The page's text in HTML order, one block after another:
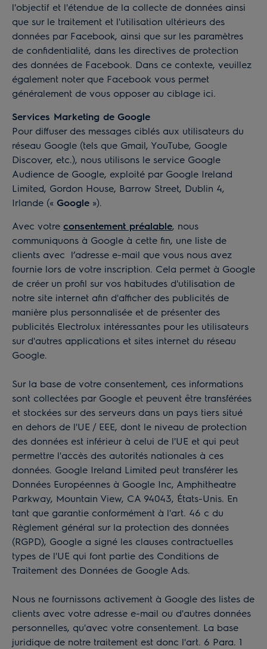
l'objectif et l'étendue de la collecte de données ainsi
que sur le traitement et l'utilisation ultérieurs des
données par Facebook, ainsi que sur les paramètres
de confidentialité, dans les directives de protection
des données de Facebook. Dans ce contexte, veuillez
également noter que Facebook vous permet
généralement de vous opposer au ciblage ici.
Services Marketing de Google
Pour diffuser des messages ciblés aux utilisateurs du
réseau Google (tels que Gmail, YouTube, Google
Discover, etc.), nous utilisons le service Google
Audience de Google, exploité par Google Ireland
Limited, Gordon House, Barrow Street, Dublin 4,
Irlande (« Google »).
Avec votre consentement préalable, nous
communiquons à Google à cette fin, une liste de
clients avec l’adresse e-mail que vous nous avez
fournie lors de votre inscription. Cela permet à Google
de créer un profil sur vos habitudes d'utilisation de
notre site internet afin d'afficher des publicités de
manière plus personnalisée et de présenter des
publicités Electrolux intéressantes pour les utilisateurs
sur d'autres applications et sites internet du réseau
Google.
Sur la base de votre consentement, ces informations
sont collectées par Google et peuvent être transférées
et stockées sur des serveurs dans un pays tiers situé
en dehors de l'UE / EEE, dont le niveau de protection
des données est inférieur à celui de l'UE et qui peut
permettre l'accès des autorités nationales à ces
données. Google Ireland Limited peut transférer les
Données Européennes à Google Inc, Amphitheatre
Parkway, Mountain View, CA 94043, États-Unis. En
tant que garantie conformément à l'art. 46 c du
Règlement général sur la protection des données
(RGPD), Google a signé les clauses contractuelles
types de l'UE qui font partie des Conditions de
Traitement des Données de Google Ads.
Nous ne fournissons activement à Google des listes de
clients avec votre adresse e-mail ou d'autres données
personnelles, qu'avec votre consentement. La base
juridique de notre traitement est donc l'art. 6 Para. 1